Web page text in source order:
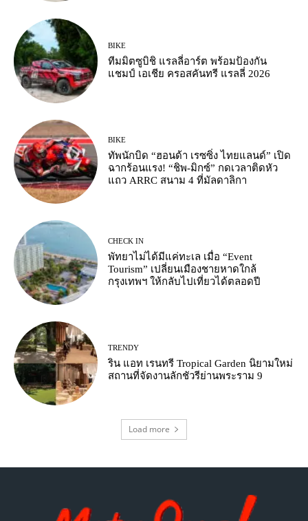
BIKE
ทีมมิตซูบิชิ แรลลี่อาร์ต พร้อมป้องกัน
แชมป์ เอเชีย ครอสคันทรี แรลลี่ 2026
BIKE
ทัพนักบิด “ฮอนด้า เรซซิ่ง ไทยแลนด์” เปิด
ฉากร้อนแรง! “ชิพ-มิกซ์” กดเวลาติดหัว
แถว ARRC สนาม 4 ที่มัลดาลิกา
CHECK IN
พัทยาไม่ได้มีแค่ทะเล เมื่อ “Event
Tourism” เปลี่ยนเมืองชายหาดใกล้
กรุงเทพฯ ให้กลับไปเที่ยวได้ตลอดปี
TRENDY
ริน แอท เรนทรี Tropical Garden นิยามใหม่
สถานที่จัดงานลักชัวรีย่านพระราม 9
Load more